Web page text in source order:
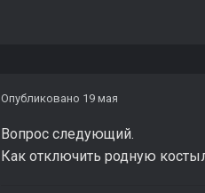
Опубликовано 19 мая
Вопрос следующий.
Как отключить родную